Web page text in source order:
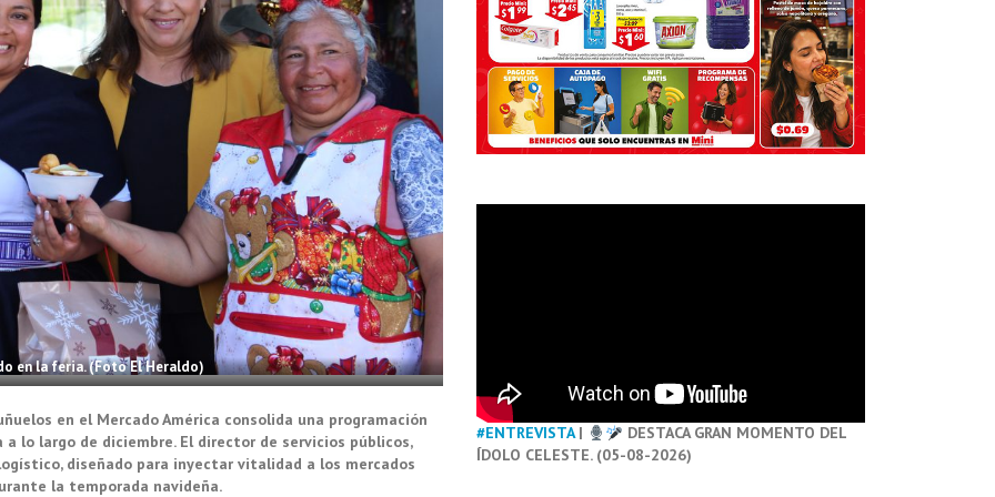
en la feria. (Foto El Heraldo)
en el Mercado América consolida una programación
lo largo de diciembre. El director de servicios públicos,
diseñado para inyectar vitalidad a los mercados
la temporada navideña.
#ENTREVISTA|
DESTACA GRAN MOMENTO DEL
ÍDOLO CELESTE. (05-08-2026)